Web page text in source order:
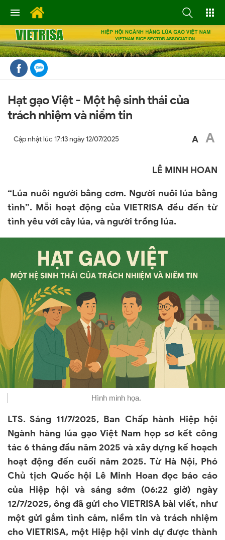
Hạt gạo Việt - Một hệ sinh thái của
trách nhiệm và niềm tin
Cập nhật lúc 17:13 ngày 12/07/2025 A A
LÊ MINH HOAN
“Lúa nuôi người bằng cơm. Người nuôi lúa bằng
tình”. Mỗi hoạt động của VIETRISA đều đến từ
tình yêu với cây lúa, và người trồng lúa.
Hình minh họa.
LTS. Sáng 11/7/2025, Ban Chấp hành Hiệp hội
Ngành hàng lúa gạo Việt Nam họp sơ kết công
tác 6 tháng đầu năm 2025 và xây dựng kế hoạch
hoạt động đến cuối năm 2025. Từ Hà Nội, Phó
Chủ tịch Quốc hội Lê Minh Hoan đọc báo cáo
của Hiệp hội và sáng sớm (06:22 giờ) ngày
12/7/2025, ông đã gửi cho VIETRISA bài viết, như
một gửi gắm tình cảm, niềm tin và trách nhiệm
cho VIETRISA, một Hiệp hội vinh dự được thành